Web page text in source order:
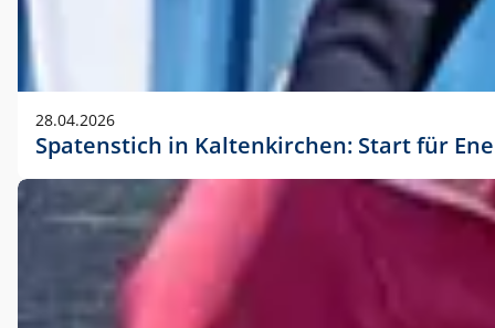
28.04.2026
Spatenstich in Kaltenkirchen: Start für